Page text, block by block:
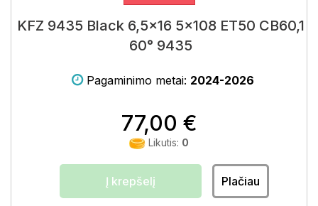
KFZ 9435 Black 6,5x16 5x108 ET50 CB60,1
60° 9435
Pagaminimo metai: 2024-2026
77,00 €
Likutis: 0
Į krepšelį Plačiau